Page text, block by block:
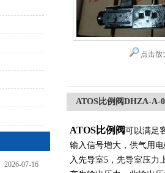
2026-07-16
点击放
ATOS比例阀DHZA-A-
ATOS比例阀可以满足
输入信号增大，供气用
入先导室5，先导室压力